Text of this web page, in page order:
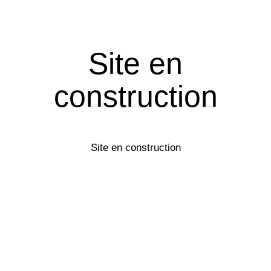
Site en
construction
Site en construction